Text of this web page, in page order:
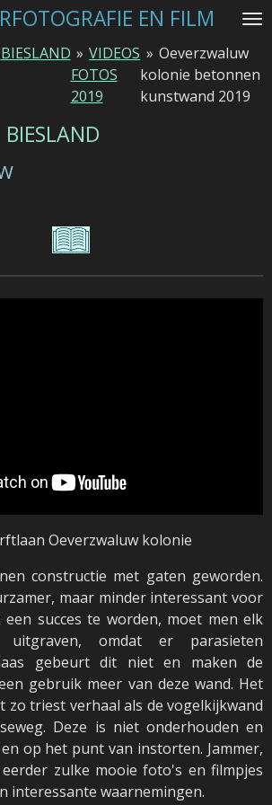
EN FILM
BIESLAND » VIDEOS
FOTOS
2019
» Oeverzwaluw
kolonie betonnen
kunstwand 2019
Oeverzwaluw kolonie
constructie met gaten geworden.
maar minder interessant voor
succes te worden, moet men elk
omdat er parasieten
gebeurt dit niet en maken de
gebruik meer van deze wand. Het
zo triest verhaal als de vogelkijkwand
Deze is niet onderhouden en
op het punt van instorten. Jammer,
zulke mooie foto's en filmpjes
interessante waarnemingen.